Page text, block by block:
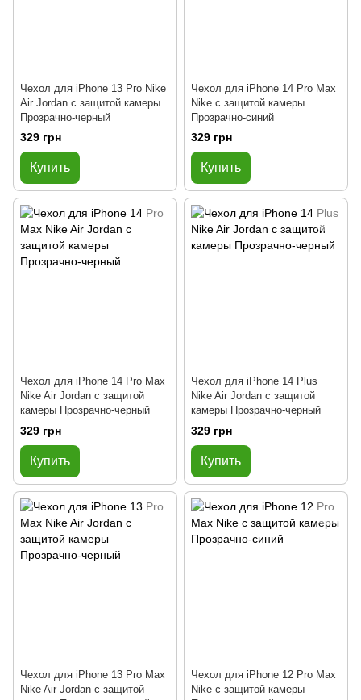
Чехол для iPhone 13 Pro Nike
Air Jordan с защитой камеры
Прозрачно-черный
329 грн
Купить
Чехол для iPhone 14 Pro Max
Nike с защитой камеры
Прозрачно-синий
329 грн
Купить
Чехол для iPhone 14 Pro Max
Nike Air Jordan с защитой
камеры Прозрачно-черный
329 грн
Купить
Чехол для iPhone 14 Plus
Nike Air Jordan с защитой
камеры Прозрачно-черный
329 грн
Купить
Чехол для iPhone 13 Pro Max
Nike Air Jordan с защитой
Чехол для iPhone 12 Pro Max
Nike с защитой камеры